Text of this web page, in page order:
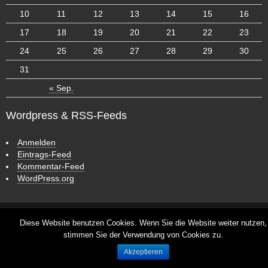
« Sep.
10
11 12 13 14 15
16
17
18 19 20 21 22
23
24
25 26 27 28 29
30
31
Wordpress & RSS-Feeds
Anmelden
Eintrags-Feed
Kommentar-Feed
WordPress.org
ر
CyberChimps WordPress Themes
Diese Website benutzen Cookies. Wenn Sie die Website weiter nutzen,
stimmen Sie der Verwendung von Cookies zu.
Akzeptieren